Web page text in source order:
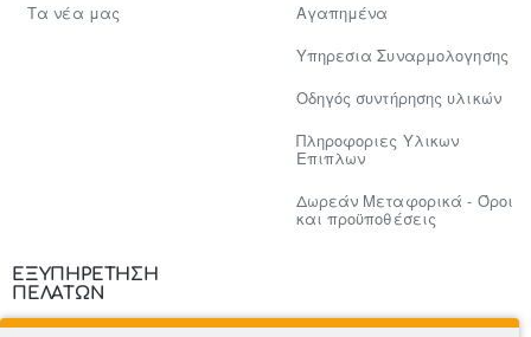
Tα νέα μας
Αγαπημένα
Υπηρεσια Συναρμολογησης
Οδηγός συντήρησης υλικών
Πληροφοριες Υλικων
Επιπλων
Δωρεάν Μεταφορικά - Όροι
και προϋποθέσεις
ΕΞΥΠΗΡΕΤΗΣΗ
ΠΕΛΑΤΩΝ